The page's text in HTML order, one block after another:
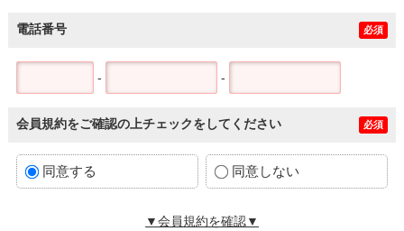
電話番号 必須
- -
会員規約をご確認の上チェックをしてください 必須
同意する 同意しない
▼会員規約を確認▼